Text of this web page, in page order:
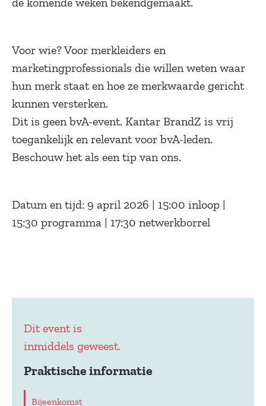
Voor wie? Voor merkleiders en
marketingprofessionals die willen weten waar
hun merk staat en hoe ze merkwaarde gericht
kunnen versterken.
Dit is geen bvA-event. Kantar BrandZ is vrij
toegankelijk en relevant voor bvA-leden.
Beschouw het als een tip van ons.
Datum en tijd: 9 april 2026 | 15:00 inloop |
15:30 programma | 17:30 netwerkborrel
Dit event is
inmiddels geweest.
Praktische informatie
Bijeenkomst